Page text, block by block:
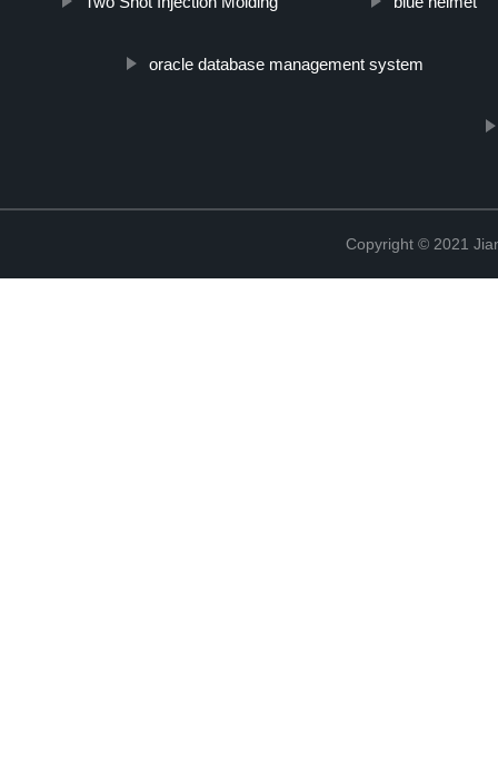
oracle database management system
Copyright © 2021